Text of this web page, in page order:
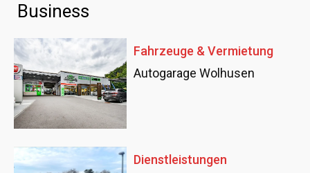
Business
Fahrzeuge & Vermietung
Autogarage Wolhusen
Dienstleistungen